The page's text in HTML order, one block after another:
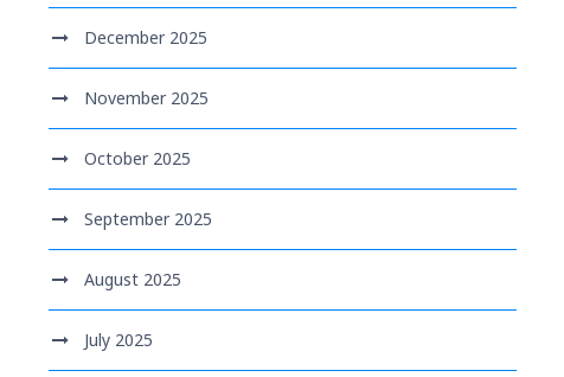
December 2025
November 2025
October 2025
September 2025
August 2025
July 2025